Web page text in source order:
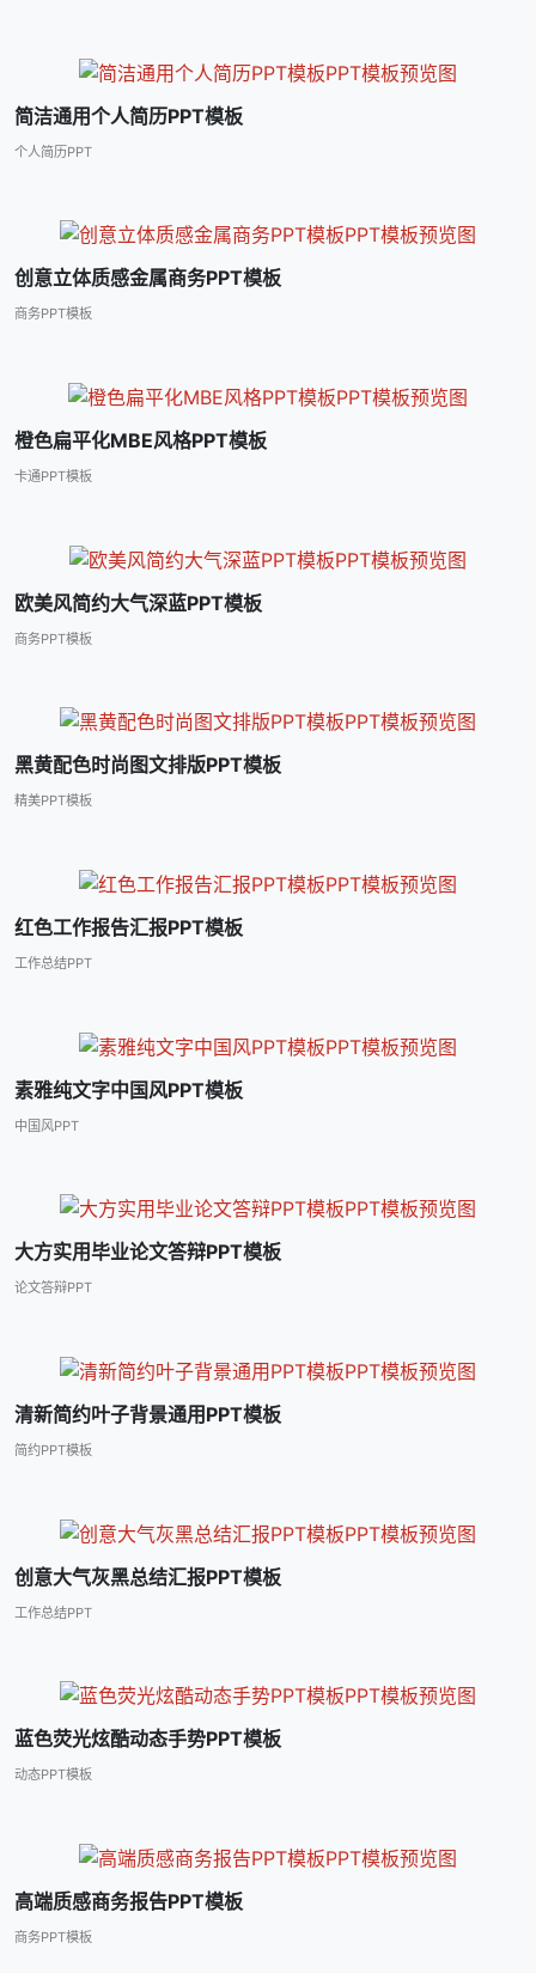
简洁通用个人简历PPT模板
个人简历PPT
创意立体质感金属商务PPT模板
商务PPT模板
橙色扁平化MBE风格PPT模板
卡通PPT模板
欧美风简约大气深蓝PPT模板
商务PPT模板
黑黄配色时尚图文排版PPT模板
精美PPT模板
红色工作报告汇报PPT模板
工作总结PPT
素雅纯文字中国风PPT模板
中国风PPT
大方实用毕业论文答辩PPT模板
论文答辩PPT
清新简约叶子背景通用PPT模板
简约PPT模板
创意大气灰黑总结汇报PPT模板
工作总结PPT
蓝色荧光炫酷动态手势PPT模板
动态PPT模板
高端质感商务报告PPT模板
商务PPT模板